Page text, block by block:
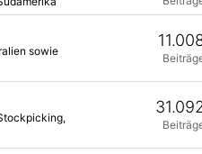
sowie